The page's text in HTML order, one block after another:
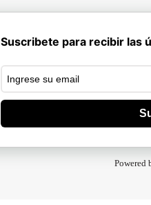
Suscribete para recibir las
Powered